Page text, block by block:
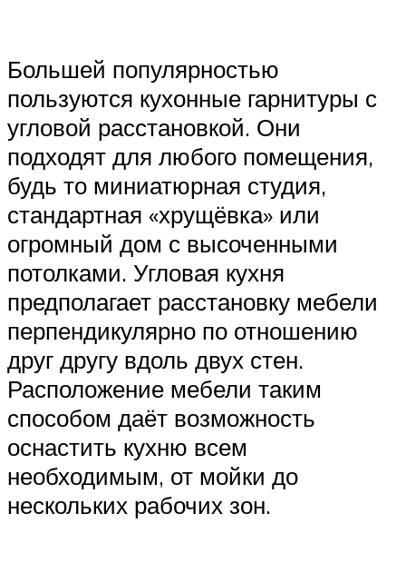
Большей популярностью
пользуются кухонные гарнитуры с
угловой расстановкой. Они
подходят для любого помещения,
будь то миниатюрная студия,
стандартная «хрущёвка» или
огромный дом с высоченными
потолками. Угловая кухня
предполагает расстановку мебели
перпендикулярно по отношению
друг другу вдоль двух стен.
Расположение мебели таким
способом даёт возможность
оснастить кухню всем
необходимым, от мойки до
нескольких рабочих зон.